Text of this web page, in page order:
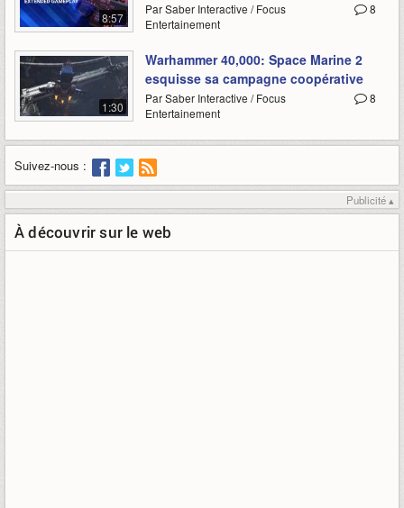
8:57
8
Par Saber Interactive / Focus
Entertainement
1:30
Warhammer 40,000: Space Marine 2
esquisse sa campagne coopérative
8
Par Saber Interactive / Focus
Entertainement
Suivez-nous :
Publicité ▴
À découvrir sur le web